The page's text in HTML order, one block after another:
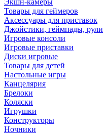
Экшн-камеры
Товары для геймеров
Аксессуары для приставок
Джойстики, геймпады, рули
Игровые консоли
Игровые приставки
Диски игровые
Товары для детей
Настольные игры
Канцелярия
Брелоки
Коляски
Игрушки
Конструкторы
Ночники